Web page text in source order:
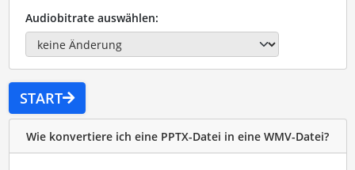
Audiobitrate auswählen:
START
Wie konvertiere ich eine PPTX-Datei in eine WMV-Datei?